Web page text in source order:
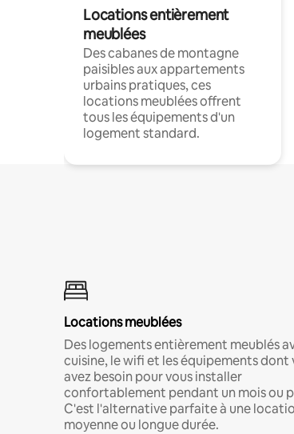
Locations entièrement
meublées
Des cabanes de montagne
paisibles aux appartements
urbains pratiques, ces
locations meublées offrent
tous les équipements d'un
logement standard.
Locations meublées
Des logements entièrement meublés
cuisine, le wifi et les équipements dont
avez besoin pour vous installer
confortablement pendant un mois ou
C'est l'alternative parfaite à une
moyenne ou longue durée.